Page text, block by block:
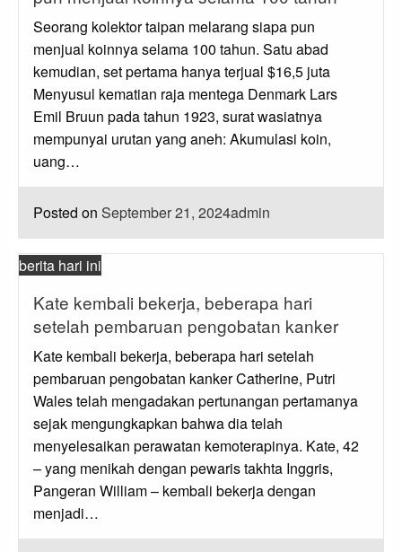
Seorang kolektor taipan melarang siapa pun
menjual koinnya selama 100 tahun. Satu abad
kemudian, set pertama hanya terjual $16,5 juta
Menyusul kematian raja mentega Denmark Lars
Emil Bruun pada tahun 1923, surat wasiatnya
mempunyai urutan yang aneh: Akumulasi koin,
uang…
Posted on September 21, 2024admin
berita hari ini
Kate kembali bekerja, beberapa hari
setelah pembaruan pengobatan kanker
Kate kembali bekerja, beberapa hari setelah
pembaruan pengobatan kanker Catherine, Putri
Wales telah mengadakan pertunangan pertamanya
sejak mengungkapkan bahwa dia telah
menyelesaikan perawatan kemoterapinya. Kate, 42
– yang menikah dengan pewaris takhta Inggris,
Pangeran William – kembali bekerja dengan
menjadi…